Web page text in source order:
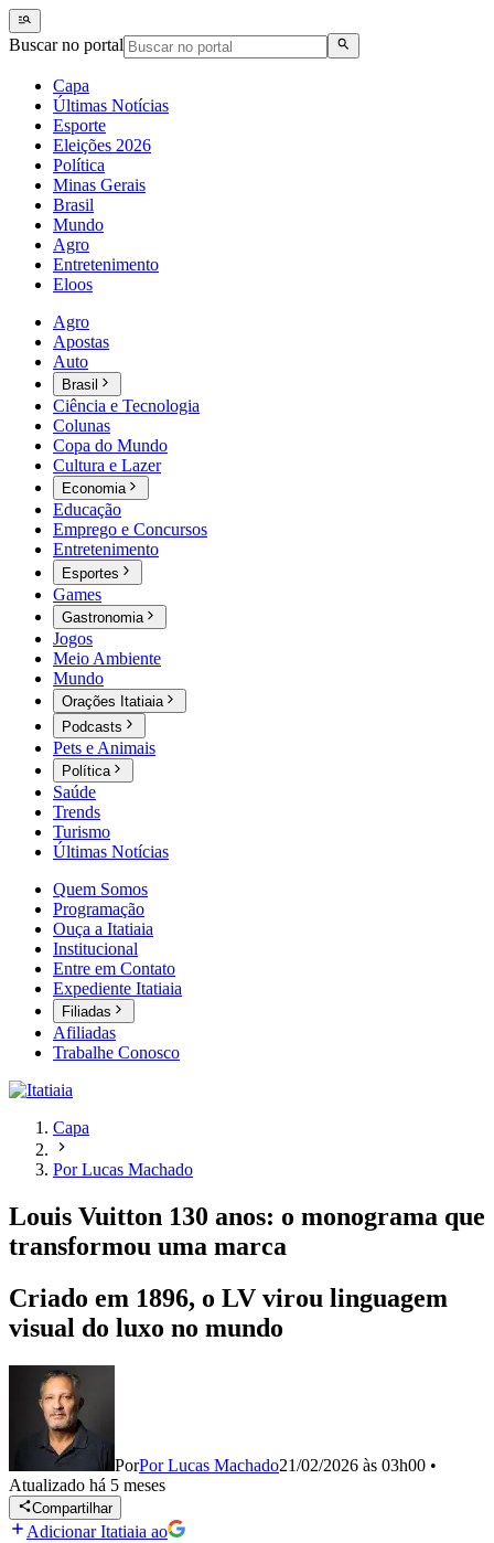
Buscar no portal
Capa
Últimas Notícias
Esporte
Eleições 2026
Política
Minas Gerais
Brasil
Mundo
Agro
Entretenimento
Eloos
Agro
Apostas
Auto
Brasil
Ciência e Tecnologia
Colunas
Copa do Mundo
Cultura e Lazer
Economia
Educação
Emprego e Concursos
Entretenimento
Esportes
Games
Gastronomia
Jogos
Meio Ambiente
Mundo
Orações Itatiaia
Podcasts
Pets e Animais
Política
Saúde
Trends
Turismo
Últimas Notícias
Quem Somos
Programação
Ouça a Itatiaia
Institucional
Entre em Contato
Expediente Itatiaia
Filiadas
Afiliadas
Trabalhe Conosco
Capa
Por Lucas Machado
Louis Vuitton 130 anos: o monograma que
transformou uma marca
Criado em 1896, o LV virou linguagem
visual do luxo no mundo
PorPor Lucas Machado21/02/2026 às 03h00 •
Atualizado há 5 meses
Compartilhar
Adicionar Itatiaia ao